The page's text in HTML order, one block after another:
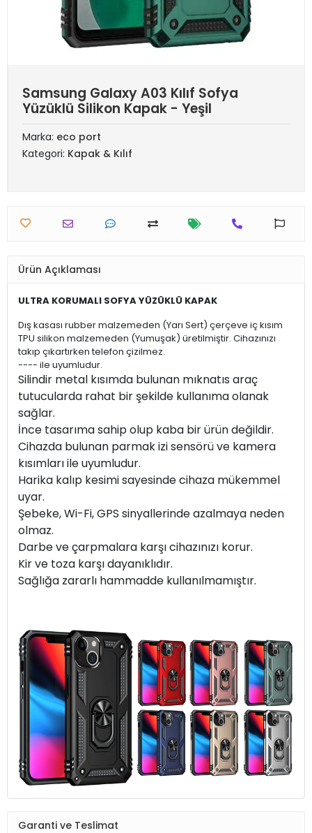
Samsung Galaxy A03 Kılıf Sofya
Yüzüklü Silikon Kapak - Yeşil
Marka: eco port
Kategori: Kapak & Kılıf
Ürün Açıklaması
ULTRA KORUMALI SOFYA YÜZÜKLÜ KAPAK
Dış kasası rubber malzemeden (Yarı Sert) çerçeve iç kısım
TPU silikon malzemeden (Yumuşak) üretilmiştir. Cihazınızı
takıp çıkartırken telefon çizilmez.
---- ile uyumludur.
Silindir metal kısımda bulunan mıknatıs araç
tutucularda rahat bir şekilde kullanıma olanak
sağlar.
İnce tasarıma sahip olup kaba bir ürün değildir.
Cihazda bulunan parmak izi sensörü ve kamera
kısımları ile uyumludur.
Harika kalıp kesimi sayesinde cihaza mükemmel
uyar.
Şebeke, Wi-Fi, GPS sinyallerinde azalmaya neden
olmaz.
Darbe ve çarpmalara karşı cihazınızı korur.
Kir ve toza karşı dayanıklıdır.
Sağlığa zararlı hammadde kullanılmamıştır.
Garanti ve Teslimat